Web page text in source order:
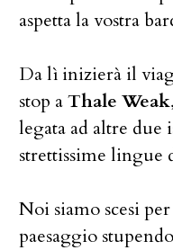
aspetta la vostra
Da lì inizierà il
stop aThale Weak
legata ad altre due
strettissime lingue
Noi siamo scesi
paesaggio